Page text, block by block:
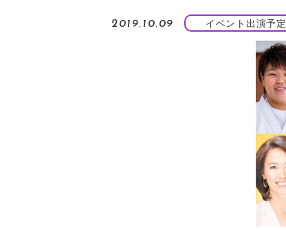
2019.10.09 イベント出演予定